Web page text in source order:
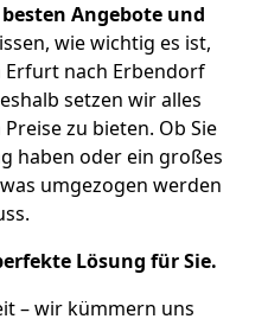
Angebote und
wie wichtig es ist,
nach Erbendorf
setzen wir alles
zu bieten. Ob Sie
haben oder ein großes
umgezogen werden
Lösung für Sie.
– wir kümmern uns